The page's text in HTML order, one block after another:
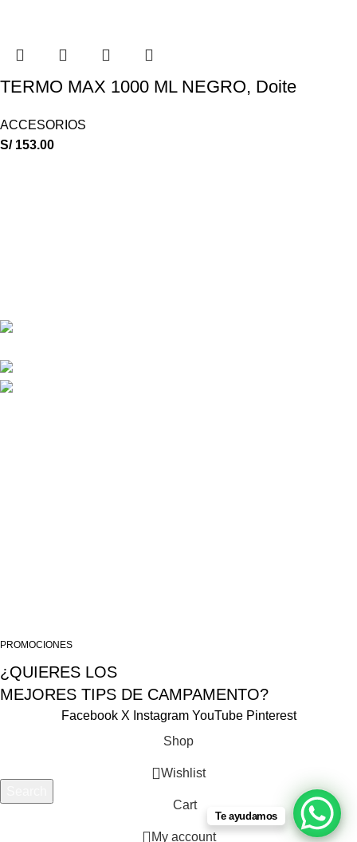
TERMO MAX 1000 ML NEGRO, Doite
ACCESORIOS
S/153.00
PROMOCIONES
¿QUIERES LOS
MEJORES TIPS DE CAMPAMENTO?
Start typing to see products you are looking for.
Facebook X Instagram YouTube Pinterest
Te ayudamos
Shop
Wishlist
Cart
My account